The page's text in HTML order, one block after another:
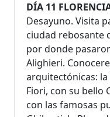
DÍA 11
Desayuno. Visita
ciudad rebosante
por donde
Alighieri.
arquitectónicas: la
Fiori, con su bello
con las famosas